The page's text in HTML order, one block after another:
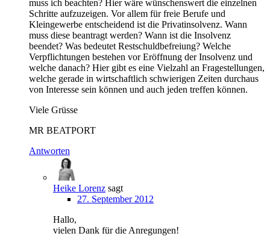
muss ich beachten? Hier wäre wünschenswert die einzelnen
Schritte aufzuzeigen. Vor allem für freie Berufe und
Kleingewerbe entscheidend ist die Privatinsolvenz. Wann
muss diese beantragt werden? Wann ist die Insolvenz
beendet? Was bedeutet Restschuldbefreiung? Welche
Verpflichtungen bestehen vor Eröffnung der Insolvenz und
welche danach? Hier gibt es eine Vielzahl an Fragestellungen,
welche gerade in wirtschaftlich schwierigen Zeiten durchaus
von Interesse sein können und auch jeden treffen können.
Viele Grüsse
MR BEATPORT
Antworten
Heike Lorenz sagt
27. September 2012
Hallo,
vielen Dank für die Anregungen!